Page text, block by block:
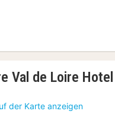
Val de Loire Hotel
der Karte anzeigen